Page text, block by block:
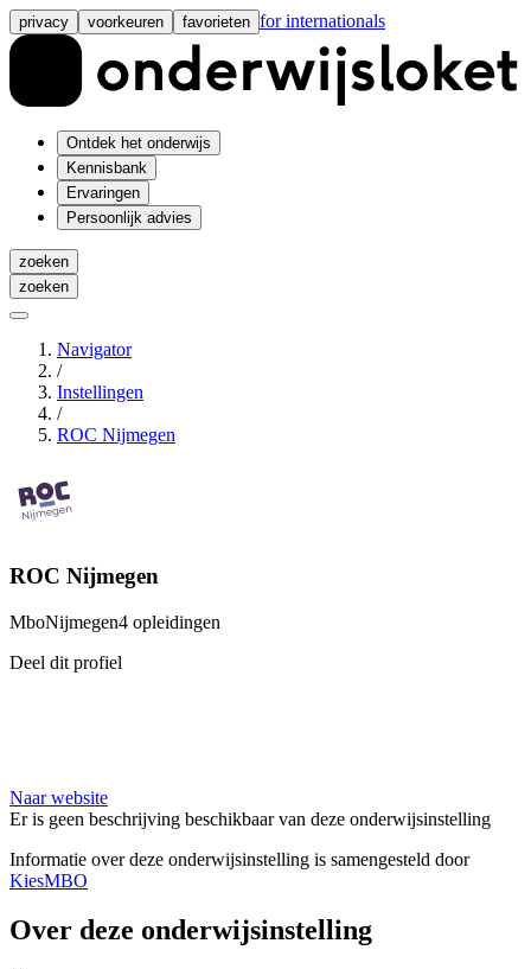
privacy voorkeuren favorieten for internationals
Ontdek het onderwijs
Kennisbank
Ervaringen
Persoonlijk advies
zoeken
zoeken
Navigator
/
Instellingen
/
ROC Nijmegen
ROC Nijmegen
MboNijmegen4 opleidingen
Deel dit profiel
Naar website
Er is geen beschrijving beschikbaar van deze onderwijsinstelling
Informatie over deze onderwijsinstelling is samengesteld door
KiesMBO
Over deze onderwijsinstelling